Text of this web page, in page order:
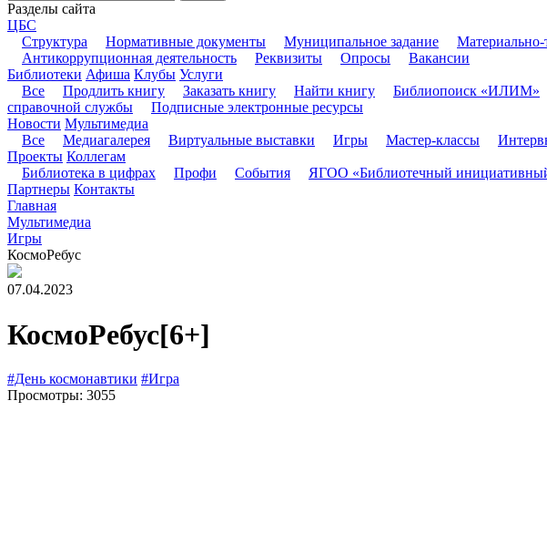
Разделы сайта
ЦБС
Структура
Нормативные документы Муниципальное задание Материально-
Антикоррупционная деятельность
Реквизиты Опросы
Вакансии
Библиотеки Афиша Клубы Услуги
Все
Продлить книгу Заказать книгу Найти книгу Библиопоиск «ИЛИМ»
справочной службы
Подписные электронные ресурсы
Новости Мультимедиа
Все
Медиагалерея Виртуальные выставки Игры Мастер-классы
Проекты Коллегам
Библиотека в цифрах
Профи События ЯГОО «Библиотечный
Партнеры Контакты
Главная
Мультимедиа
Игры
КосмоРебус
07.04.2023
КосмоРебус[6+]
#День космонавтики #Игра
Просмотры: 3055